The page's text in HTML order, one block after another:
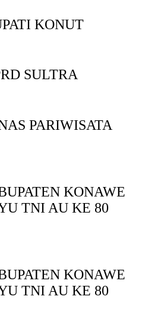
KONUT
SULTRA
PARIWISATA
KONAWE
TNI AU KE 80
KONAWE
TNI AU KE 80